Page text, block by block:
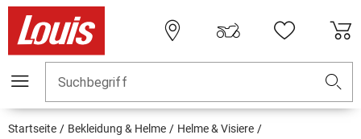
Suchbegriff
Startseite Bekleidung & Helme
Helme & Visiere